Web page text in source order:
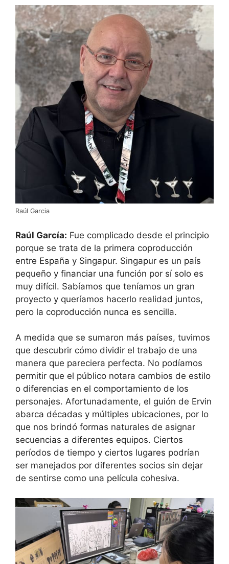
Raúl Garcia
Raúl García: Fue complicado desde el principio
porque se trata de la primera coproducción
entre España y Singapur. Singapur es un país
pequeño y financiar una función por sí solo es
muy difícil. Sabíamos que teníamos un gran
proyecto y queríamos hacerlo realidad juntos,
pero la coproducción nunca es sencilla.
A medida que se sumaron más países, tuvimos
que descubrir cómo dividir el trabajo de una
manera que pareciera perfecta. No podíamos
permitir que el público notara cambios de estilo
o diferencias en el comportamiento de los
personajes. Afortunadamente, el guión de Ervin
abarca décadas y múltiples ubicaciones, por lo
que nos brindó formas naturales de asignar
secuencias a diferentes equipos. Ciertos
períodos de tiempo y ciertos lugares podrían
ser manejados por diferentes socios sin dejar
de sentirse como una película cohesiva.